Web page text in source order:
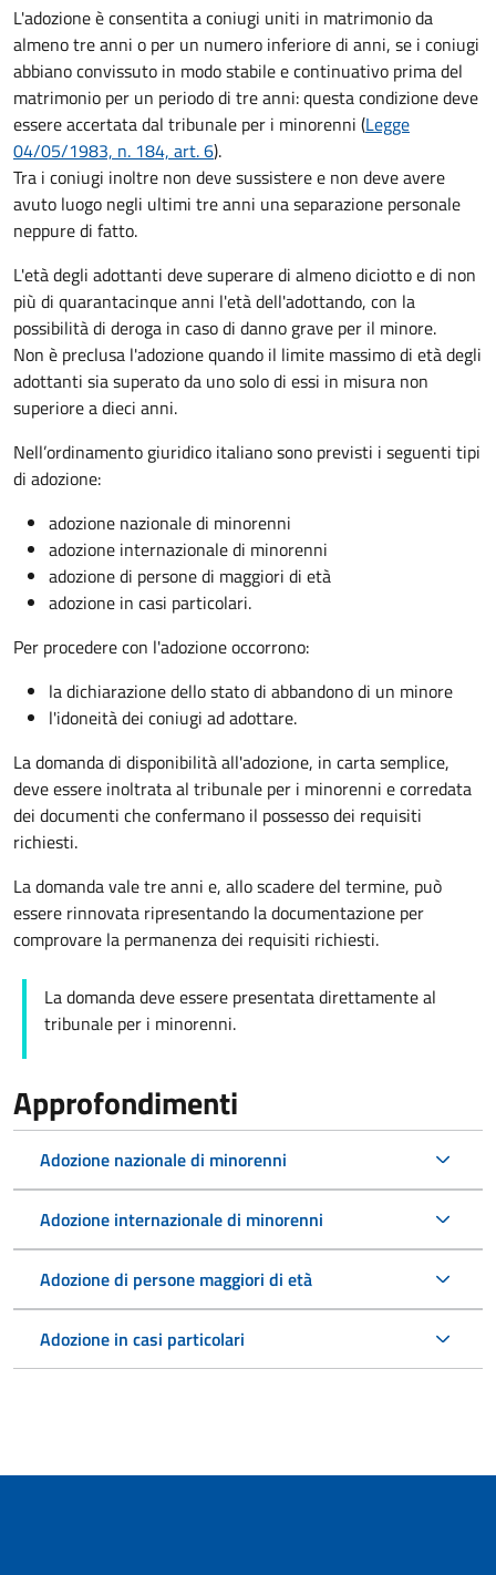
L'adozione è consentita a coniugi uniti in matrimonio da
almeno tre anni o per un numero inferiore di anni, se i coniugi
abbiano convissuto in modo stabile e continuativo prima del
matrimonio per un periodo di tre anni: questa condizione deve
essere accertata dal tribunale per i minorenni (Legge
04/05/1983, n. 184, art. 6).
Tra i coniugi inoltre non deve sussistere e non deve avere
avuto luogo negli ultimi tre anni una separazione personale
neppure di fatto.
L'età degli adottanti deve superare di almeno diciotto e di non
più di quarantacinque anni l'età dell'adottando, con la
possibilità di deroga in caso di danno grave per il minore.
Non è preclusa l'adozione quando il limite massimo di età degli
adottanti sia superato da uno solo di essi in misura non
superiore a dieci anni.
Nell’ordinamento giuridico italiano sono previsti i seguenti tipi
di adozione:
adozione nazionale di minorenni
adozione internazionale di minorenni
adozione di persone di maggiori di età
adozione in casi particolari.
Per procedere con l'adozione occorrono:
la dichiarazione dello stato di abbandono di un minore
l'idoneità dei coniugi ad adottare.
La domanda di disponibilità all'adozione, in carta semplice,
deve essere inoltrata al tribunale per i minorenni e corredata
dei documenti che confermano il possesso dei requisiti
richiesti.
La domanda vale tre anni e, allo scadere del termine, può
essere rinnovata ripresentando la documentazione per
comprovare la permanenza dei requisiti richiesti.
La domanda deve essere presentata direttamente al
tribunale per i minorenni.
Approfondimenti
Adozione nazionale di minorenni
Adozione internazionale di minorenni
Adozione di persone maggiori di età
Adozione in casi particolari